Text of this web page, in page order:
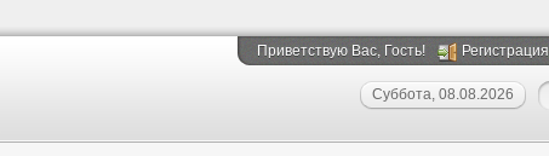
Приветствую Вас, Гость! Регистрация
Суббота, 08.08.2026